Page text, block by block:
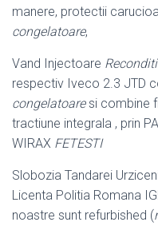
manere, protectii
congelatoare,
Vand Injectoare
respectiv Iveco 2.3 JTD
congelatoaresi combine
tractiune integrala , prin
WIRAX FETESTI
Slobozia Tandarei
Licenta Politia Romana
noastre sunt refurbished (